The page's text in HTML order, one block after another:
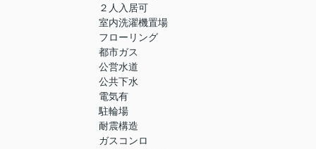
２人入居可
室内洗濯機置場
フローリング
都市ガス
公営水道
公共下水
電気有
駐輪場
耐震構造
ガスコンロ